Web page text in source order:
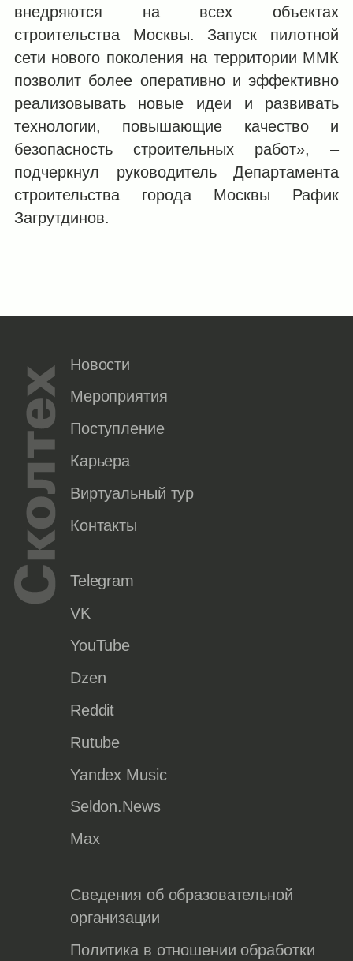
внедряются на всех объектах
строительства Москвы. Запуск пилотной
сети нового поколения на территории ММК
позволит более оперативно и эффективно
реализовывать новые идеи и развивать
технологии, повышающие качество и
безопасность строительных работ», –
подчеркнул руководитель Департамента
строительства города Москвы Рафик
Загрутдинов.
Новости
Мероприятия
Поступление
Карьера
Виртуальный тур
Контакты
Telegram
VK
YouTube
Dzen
Reddit
Rutube
Yandex Music
Seldon.News
Max
Сведения об образовательной
организации
Политика в отношении обработки